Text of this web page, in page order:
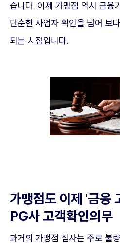
습니다. 이제 가맹점 역시 금융
단순한 사업자 확인을 넘어 보
되는 시점입니다.
가맹점도 이제 '금융
PG사 고객확인의무
과거의 가맹점 심사는 주로 불